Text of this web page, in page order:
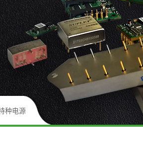
种电源